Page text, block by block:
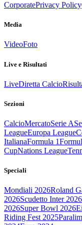
CorporatePrivacy Policy
Media
VideoFoto
Live e Risultati
LiveDiretta Calcio
Sezioni
CalcioMercatoSerie A
LeagueEuropa League
ItalianaFormula 1
CupNations League
Speciali
Mondiali 2026Roland
2026Scudetto Inter 2026
2026Super Bowl 2026
Riding Fest 2025